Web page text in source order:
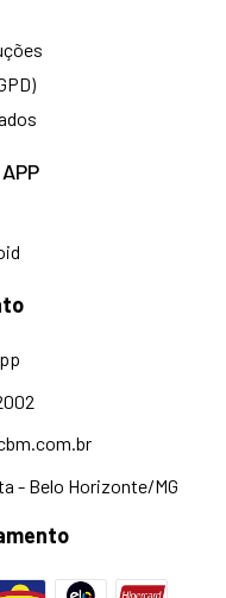
- Belo Horizonte/MG